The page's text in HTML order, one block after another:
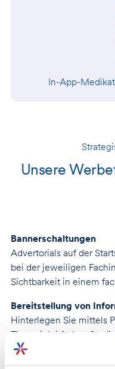
In-App-
Unsere
Bannerschaltungen
Advertorials auf der
bei der jeweiligen
Sichtbarkeit in einem
Bereitstellung von
Hinterlegen Sie mittels
Therapieleitfäden,
direkt bei der